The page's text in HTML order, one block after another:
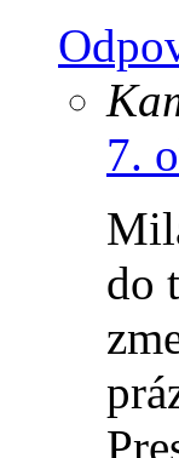
7.
do